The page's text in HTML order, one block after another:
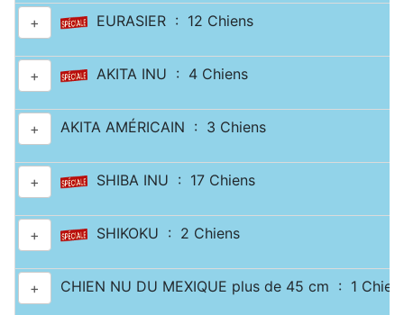
+ EURASIER : 12 Chiens
+ AKITA INU : 4 Chiens
+ AKITA AMÉRICAIN : 3 Chiens
+ SHIBA INU : 17 Chiens
+ SHIKOKU : 2 Chiens
+ CHIEN NU DU MEXIQUE plus de 45 cm : 1